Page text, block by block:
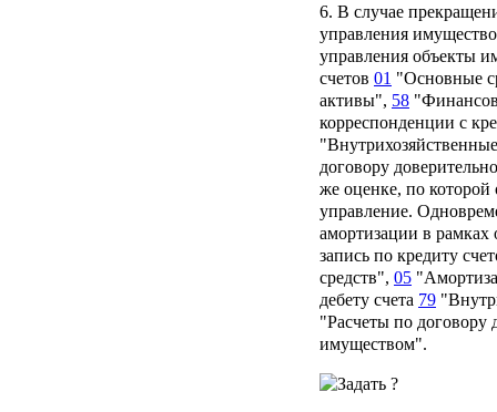
6. В случае
управления
управления объекты
счетов 01 "Основные
активы", 58
корреспонденции с
договору
же оценке, по
управление.
амортизации в рамках
запись по кредиту
средств", 05
дебету счета 79
"Расчеты по договору
имуществом".